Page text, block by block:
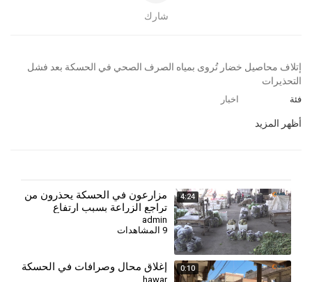
شارك
⁣إتلاف محاصيل خضار تُروى بمياه الصرف الصحي في الحسكة بعد فشل
التحذيرات
فئة اخبار
أظهر المزيد
4:24
⁣مزارعون في الحسكة يحذرون من
تراجع الزراعة بسبب ارتفاع
التكاليف وأزمة العملة
admin
9 المشاهدات
0:10 إغلاق محال وصرافات في الحسكة
hawar